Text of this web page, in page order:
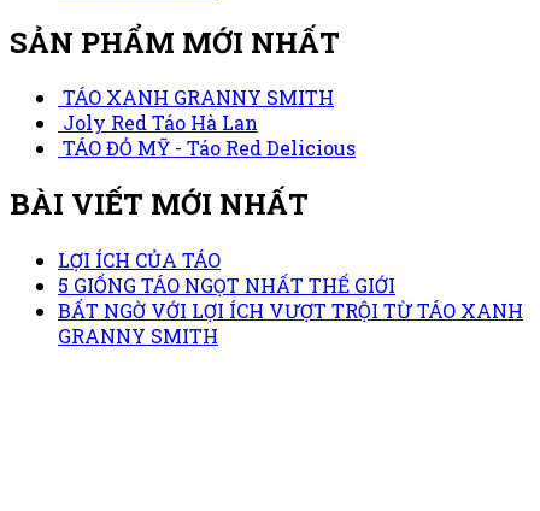
SẢN PHẨM MỚI NHẤT
TÁO XANH GRANNY SMITH
Joly Red Táo Hà Lan
TÁO ĐỎ MỸ - Táo Red Delicious
BÀI VIẾT MỚI NHẤT
LỢI ÍCH CỦA TÁO
5 GIỐNG TÁO NGỌT NHẤT THẾ GIỚI
BẤT NGỜ VỚI LỢI ÍCH VƯỢT TRỘI TỪ TÁO XANH
GRANNY SMITH